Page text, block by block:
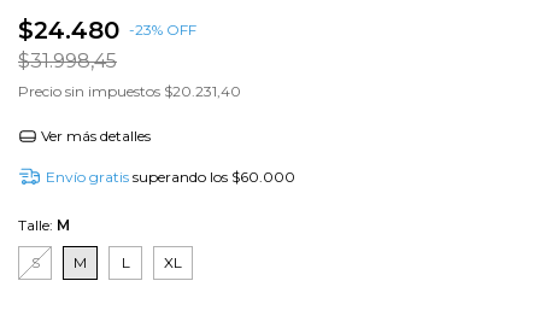
$24.480 -23% OFF
$31.998,45
Precio sin impuestos $20.231,40
Ver más detalles
Envío gratis superando los $60.000
Talle: M
S M L XL